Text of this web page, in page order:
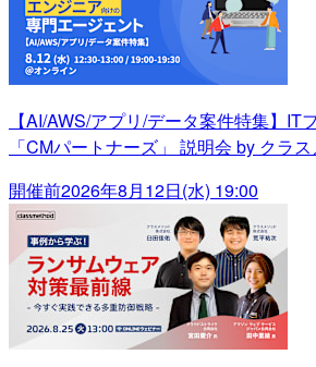
【AI/AWS/アプリ/データ案件特集】IT
「CMパートナーズ」 説明会 by クラ
開催前2026年8月12日(水) 19:00